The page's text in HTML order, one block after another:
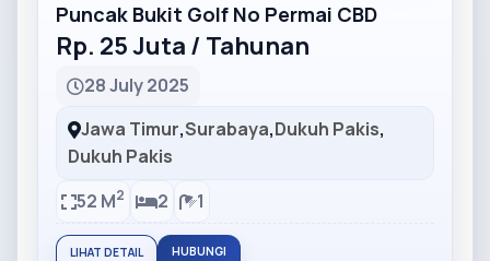
Puncak Bukit Golf No Permai CBD
Rp. 25 Juta / Tahunan
28 July 2025
Jawa Timur,Surabaya,Dukuh Pakis,
Dukuh Pakis
52 M2 2 1
LIHAT DETAIL HUBUNGI